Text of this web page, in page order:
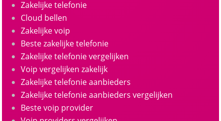
Zakelijke telefonie
Cloud bellen
Zakelijke voip
Beste zakelijke telefonie
Zakelijke telefonie vergelijken
Voip vergelijken zakelijk
Zakelijke telefonie aanbieders
Zakelijke telefonie aanbieders vergelijken
Beste voip provider